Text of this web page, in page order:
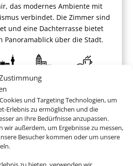
und Targeting Technologien, um
Erlebnis zu ermöglichen und die
an Ihre Bedürfnisse anzupassen.
wir außerdem, um Ergebnisse zu messen,
Besucher kommen oder um unsere
zu bieten, verwenden wir
das modernes Ambiente mit
verbindet. Die Zimmer sind
und eine Dachterrasse bietet
Panoramablick über die Stadt.